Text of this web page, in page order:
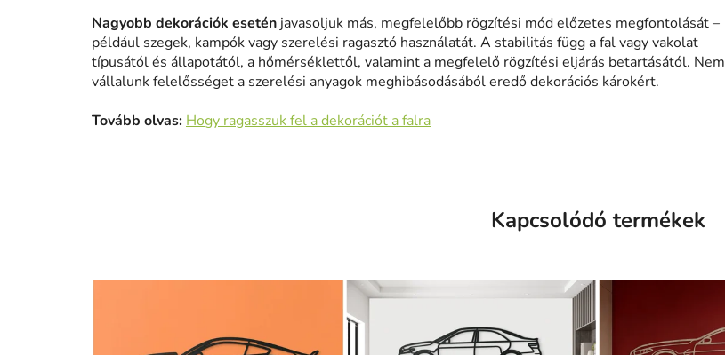
Nagyobb dekorációk esetén javasoljuk más, megfelelőbb rögzítési mód előzetes megfontolását –
például szegek, kampók vagy szerelési ragasztó használatát. A stabilitás függ a fal vagy vakolat
típusától és állapotától, a hőmérséklettől, valamint a megfelelő rögzítési eljárás betartásától. Nem
vállalunk felelősséget a szerelési anyagok meghibásodásából eredő dekorációs károkért.
Tovább olvas: Hogy ragasszuk fel a dekorációt a falra
Kapcsolódó termékek